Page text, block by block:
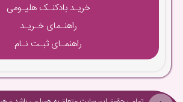
خریـد بادکنـک هلیـومی
راهنـمای خـریـد
راهنمـای ثبـت نـام